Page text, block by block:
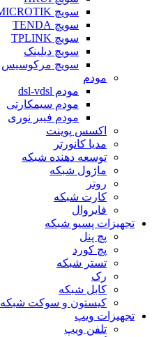
سویچ MICROTIK
سویچ TENDA
سویچ TPLINK
سویچ دیلینک
سویچ مرکوسیس
مودم
مودم dsl-vdsl
مودم سیمکارتی
مودم فیبر نوری
اکسس پوینت
مدیا کانورتر
توسعه دهنده شبکه
ماژول شبکه
روتر
کارت شبکه
فایروال
تجهیزات پسیو شبکه
پچ پنل
پچ کورد
تستر شبکه
رک
کابل شبکه
کیستون و سوکت شبکه
تجهیزات ویپ
تلفن ویپ